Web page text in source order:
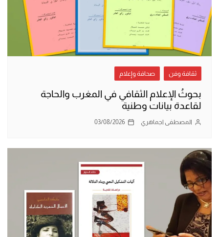
ثقافة وفن صحافة وإعلام
بحوثُ الإعلام الثقافي في المغرب والحاجة
لقاعدة بيانات وطنية
المصطفى اجماهري 03/08/2026